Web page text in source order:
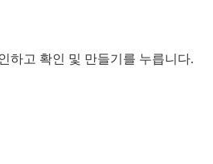
하고 확인 및 만들기를 누릅니다.